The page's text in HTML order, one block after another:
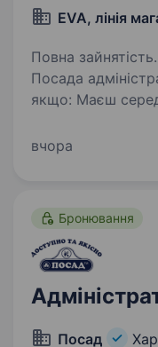
EVA, лінія
Повна
Посада
якщо: Маєш середню/середньо-спеціальну/
на
вчора
Бронювання
Посад